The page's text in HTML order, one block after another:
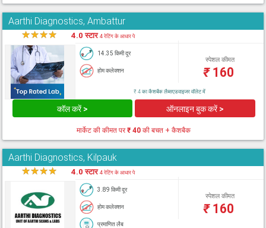
Aarthi Diagnostics, Ambattur
★★★★ 4.0 स्टार4 रेटिंग के आधार पे
14.35 किमी दूर
होम कलेक्शन
स्पेशल कीमत
₹160
₹ 4 का कैशबैक लैब्सएडवाइजर वॉलेट में
कॉल करें > ऑनलाइन बुक करें >
मार्केट की कीमत पर₹ 40 की बचत + कैशबैक
Aarthi Diagnostics, Kilpauk
★★★★ 4.0 स्टार4 रेटिंग के आधार पे
3.89 किमी दूर
होम कलेक्शन
प्रमाणित लैब
स्पेशल कीमत
₹160